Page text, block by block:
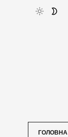
ГОЛОВНА